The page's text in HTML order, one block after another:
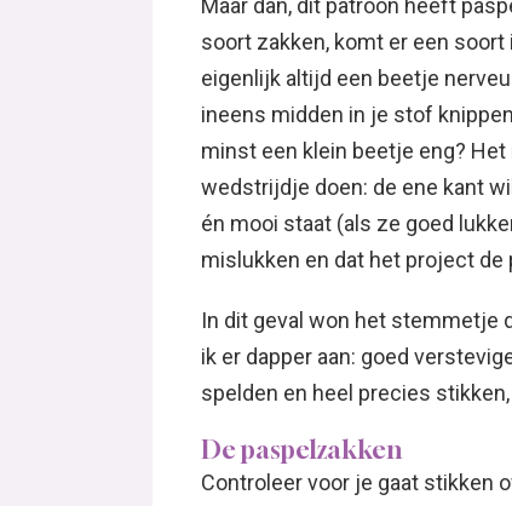
Maar dan, dit patroon heeft
soort zakken, komt er een
eigenlijk altijd een beetje
ineens midden in je stof
minst een klein beetje eng?
wedstrijdje doen: de ene kant
én mooi staat (als ze goed
mislukken en dat het project de
In dit geval won het stemmetje
ik er dapper aan: goed
spelden en heel precies
De paspelzakken
Controleer voor je gaat stikken